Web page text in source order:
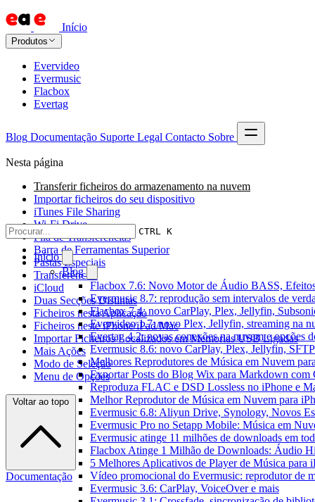
Início
Produtos
Evervideo
Evermusic
Flacbox
Evertag
Blog Documentação Suporte Legal Contacto Sobre
CTRL K
Início
Blog
Flacbox 7.6: Novo Motor de Áudio BASS,
Evermusic 8.7: reprodução sem intervalos de
Flacbox 7.4: novo CarPlay, Plex, Jellyfin,
Evervideo 1.7: novo Plex, Jellyfin, streaming na
Evertag 4.2: novas conexões na nuvem e opções
Evermusic 8.6: novo CarPlay, Plex, Jellyfin,
Melhores Reprodutores de Música em Nuvem
Exportar Posts do Blog Wix para Markdown com
Reproduza FLAC e DSD Lossless no iPhone e
Melhor Reprodutor de Música em Nuvem para
Evermusic 6.8: Aliyun Drive, Synology, Novos
Evermusic Pro no Setapp Mobile: Música em
Evermusic atinge 11 milhões de downloads em
Flacbox Atinge 1 Milhão de Downloads: Áudio
5 Melhores Aplicativos de Player de Música para
Vídeo promocional do Evermusic: reprodutor de
Evermusic 3.6: CarPlay, VoiceOver e mais
Nesta página
Transferir ficheiros do armazenamento na nuvem
Importar ficheiros do seu dispositivo
iTunes File Sharing
Wi-Fi Drive
Fila de Transferências
Barra de Ferramentas Superior
Pastas Especiais
Transferências
iCloud
Duas Secções Distintas
Ficheiros nesta Aplicação
Ficheiros neste iPhone/iPad/Mac
Importar Ficheiros Localizados em Memorias USB Ligadas
Mais Ações
Modo de Seleção
Menu de Opções
Voltar ao topo
Documentação